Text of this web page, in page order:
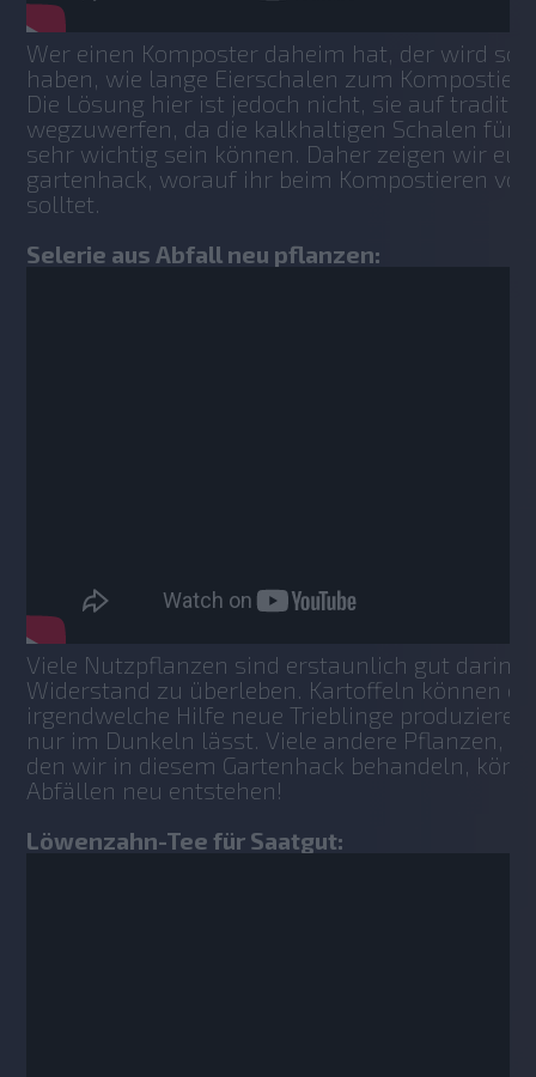
Wer einen Komposter daheim hat, der wird
haben, wie lange Eierschalen zum
Die Lösung hier ist jedoch nicht, sie auf
wegzuwerfen, da die kalkhaltigen Schalen für
sehr wichtig sein können. Daher zeigen wir
gartenhack, worauf ihr beim Kompostieren
solltet.
Selerie aus Abfall neu pflanzen:
Viele Nutzpflanzen sind erstaunlich gut darin,
Widerstand zu überleben. Kartoffeln können
irgendwelche Hilfe neue Trieblinge
nur im Dunkeln lässt. Viele andere Pflanzen,
den wir in diesem Gartenhack behandeln,
Abfällen neu entstehen!
Löwenzahn-Tee für Saatgut: